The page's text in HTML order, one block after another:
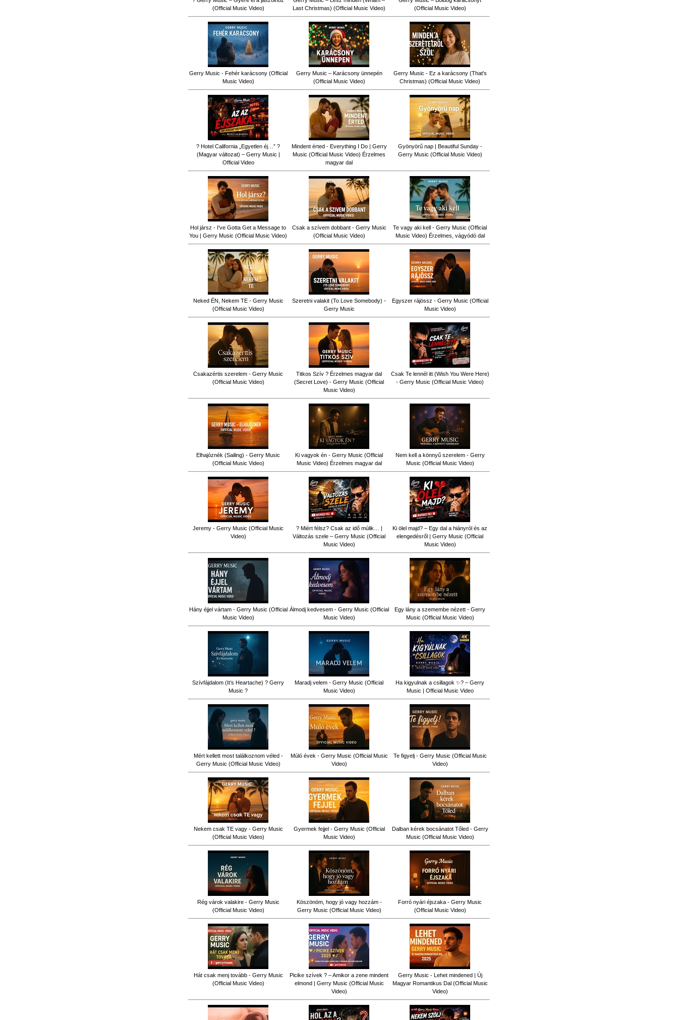
(Official Music Video)
Last Christmas) (Official Music Video)
(Official Music Video)
Gerry Music - Fehér karácsony (Official
Music Video)
Gerry Music – Karácsony ünnepén
(Official Music Video)
Gerry Music - Ez a karácsony (That's
Christmas) (Official Music Video)
? Hotel California „Egyetlen éj…” ?
(Magyar változat) – Gerry Music |
Official Video
Mindent érted - Everything I Do | Gerry
Music (Official Music Video) Érzelmes
magyar dal
Gyönyörű nap | Beautiful Sunday -
Gerry Music (Official Music Video)
Hol jársz - I've Gotta Get a Message to
You | Gerry Music (Official Music Video)
Csak a szívem dobbant - Gerry Music
(Official Music Video)
Te vagy aki kell - Gerry Music (Official
Music Video) Érzelmes, vágyódó dal
Neked ÉN, Nekem TE - Gerry Music
(Official Music Video)
Szeretni valakit (To Love Somebody) -
Gerry Music
Egyszer rájössz - Gerry Music (Official
Music Video)
Csakazértis szerelem - Gerry Music
(Official Music Video)
Titkos Szív ? Érzelmes magyar dal
(Secret Love) - Gerry Music (Official
Music Video)
Csak Te lennél itt (Wish You Were Here)
- Gerry Music (Official Music Video)
Elhajóznék (Sailing) - Gerry Music
(Official Music Video)
Ki vagyok én - Gerry Music (Official
Music Video) Érzelmes magyar dal
Nem kell a könnyű szerelem - Gerry
Music (Official Music Video)
Jeremy - Gerry Music (Official Music
Video)
? Miért félsz? Csak az idő múlik… |
Változás szele – Gerry Music (Official
Music Video)
Ki ölel majd? – Egy dal a hiányról és az
elengedésről | Gerry Music (Official
Music Video)
Hány éjjel vártam - Gerry Music (Official
Music Video)
Álmodj kedvesem - Gerry Music (Official
Music Video)
Egy lány a szemembe nézett - Gerry
Music (Official Music Video)
Szívfájdalom (It’s Heartache) ? Gerry
Music ?
Maradj velem - Gerry Music (Official
Music Video)
Ha kigyulnak a csillagok ✨? – Gerry
Music | Official Music Video
Mért kellett most találkoznom véled -
Gerry Music (Official Music Video)
Múló évek - Gerry Music (Official Music
Video)
Te figyelj - Gerry Music (Official Music
Video)
Nekem csak TE vagy - Gerry Music
(Official Music Video)
Gyermek fejjel - Gerry Music (Official
Music Video)
Dalban kérek bocsánatot Tőled - Gerry
Music (Official Music Video)
Rég várok valakire - Gerry Music
(Official Music Video)
Köszönöm, hogy jó vagy hozzám -
Gerry Music (Official Music Video)
Forró nyári éjszaka - Gerry Music
(Official Music Video)
Hát csak menj tovább - Gerry Music
(Official Music Video)
Picike szívek ? – Amikor a zene mindent
elmond | Gerry Music (Official Music
Video)
Gerry Music - Lehet mindened | Új
Magyar Romantikus Dal (Official Music
Video)